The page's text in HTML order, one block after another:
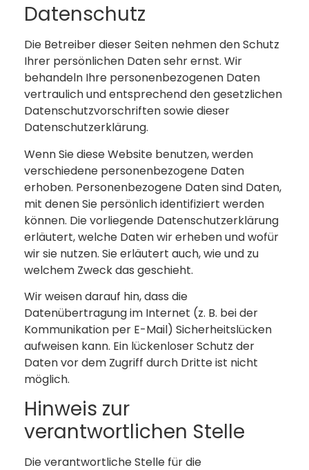
Datenschutz
Die Betreiber dieser Seiten nehmen den Schutz
Ihrer persönlichen Daten sehr ernst. Wir
behandeln Ihre personenbezogenen Daten
vertraulich und entsprechend den gesetzlichen
Datenschutzvorschriften sowie dieser
Datenschutzerklärung.
Wenn Sie diese Website benutzen, werden
verschiedene personenbezogene Daten
erhoben. Personenbezogene Daten sind Daten,
mit denen Sie persönlich identifiziert werden
können. Die vorliegende Datenschutzerklärung
erläutert, welche Daten wir erheben und wofür
wir sie nutzen. Sie erläutert auch, wie und zu
welchem Zweck das geschieht.
Wir weisen darauf hin, dass die
Datenübertragung im Internet (z. B. bei der
Kommunikation per E-Mail) Sicherheitslücken
aufweisen kann. Ein lückenloser Schutz der
Daten vor dem Zugriff durch Dritte ist nicht
möglich.
Hinweis zur
verantwortlichen Stelle
Die verantwortliche Stelle für die